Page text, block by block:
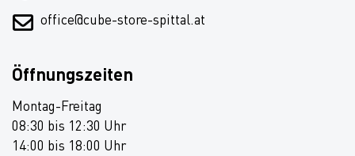
office@cube-store-spittal.at
Öffnungszeiten
Montag-Freitag
08:30 bis 12:30 Uhr
14:00 bis 18:00 Uhr